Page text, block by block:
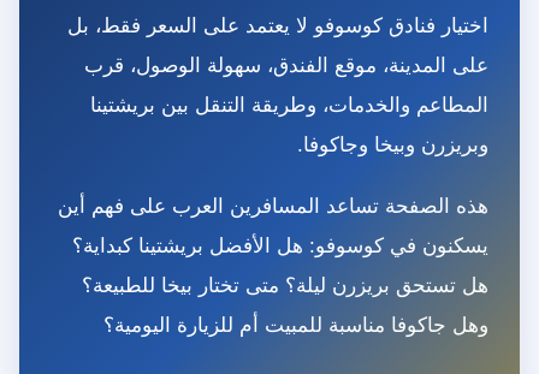
اختيار فنادق كوسوفو لا يعتمد على السعر فقط، بل
على المدينة، موقع الفندق، سهولة الوصول، قرب
المطاعم والخدمات، وطريقة التنقل بين بريشتينا
وبريزرن وبيخا وجاكوفا.
هذه الصفحة تساعد المسافرين العرب على فهم أين
يسكنون في كوسوفو: هل الأفضل بريشتينا كبداية؟
هل تستحق بريزرن ليلة؟ متى تختار بيخا للطبيعة؟
وهل جاكوفا مناسبة للمبيت أم للزيارة اليومية؟